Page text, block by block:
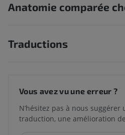
Anatomie comparée
Traductions
Vous avez vu une erreur ?
N’hésitez pas à nous
traduction, une amélioration